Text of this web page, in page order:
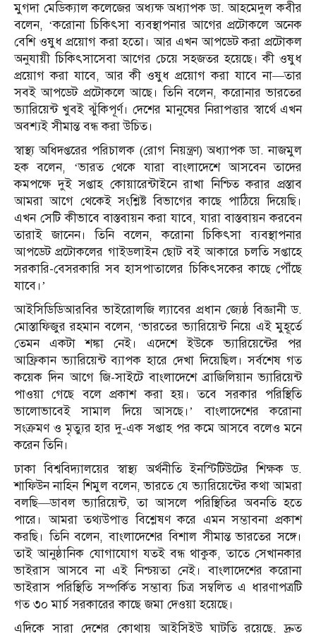
মুগদা মেডিক্যাল কলেজের অধ্যক্ষ অধ্যাপক ডা. আহমেদুল কবীর
বলেন, ‘করোনা চিকিৎসা ব্যবস্থাপনার আগের প্রটোকলে অনেক
বেশি ওষুধ প্রয়োগ করা হতো। আর এখন আপডেট করা প্রটোকল
অনুযায়ী চিকিৎসাসেবা আগের চেয়ে সহজতর হয়েছে। কী ওষুধ
প্রয়োগ করা যাবে, আর কী ওষুধ প্রয়োগ করা যাবে না—তার
সবই আপডেট প্রটোকলে আছে। তিনি বলেন, করোনার ভারতের
ভ্যারিয়েন্ট খুবই ঝুঁকিপূর্ণ। দেশের মানুষের নিরাপত্তার স্বার্থে এখন
অবশ্যই সীমান্ত বন্ধ করা উচিত।
স্বাস্থ্য অধিদপ্তরের পরিচালক (রোগ নিয়ন্ত্রণ) অধ্যাপক ডা. নাজমুল
হক বলেন, ‘ভারত থেকে যারা বাংলাদেশে আসবেন তাদের
কমপক্ষে দুই সপ্তাহ কোয়ারেন্টাইনে রাখা নিশ্চিত করার প্রস্তাব
আমরা আগে থেকেই সংশ্লিষ্ট বিভাগের কাছে পাঠিয়ে দিয়েছি।
এখন সেটি কীভাবে বাস্তবায়ন করা যাবে, যারা বাস্তবায়ন করবেন
তারাই জানেন। তিনি বলেন, করোনা চিকিৎসা ব্যবস্থাপনার
আপডেট প্রটোকলের গাইডলাইন ছোট বই আকারে চলতি সপ্তাহে
সরকারি-বেসরকারি সব হাসপাতালের চিকিৎসকের কাছে পৌঁছে
যাবে।’
আইসিডিডিআরবির ভাইরোলজি ল্যাবের প্রধান জ্যেষ্ঠ বিজ্ঞানী ড.
মোস্তাফিজুর রহমান বলেন, ‘ভারতের ভ্যারিয়েন্ট নিয়ে এই মুহূর্তে
তেমন একটা শঙ্কা নেই। এদেশে ইউকে ভ্যারিয়েন্টের পর
আফ্রিকান ভ্যারিয়েন্ট ব্যাপক হারে দেখা দিয়েছিল। সর্বশেষ গত
কয়েক দিন আগে জি-সাইটে বাংলাদেশে ব্রাজিলিয়ান ভ্যারিয়েন্ট
পাওয়া গেছে বলে প্রকাশ করা হয়। তবে সরকার পরিস্থিতি
ভালোভাবেই সামাল দিয়ে আসছে।’ বাংলাদেশের করোনা
সংক্রমণ ও মৃত্যুর হার দু-এক সপ্তাহ পর কমে আসবে বলেও মনে
করেন তিনি।
ঢাকা বিশ্ববিদ্যালয়ের স্বাস্থ্য অর্থনীতি ইনস্টিটিউটের শিক্ষক ড.
শাফিউন নাহিন শিমুল বলেন, ভারতে যে ভ্যারিয়েন্টের কথা আমরা
বলছি—ডাবল ভ্যারিয়েন্ট, তা আসলে পরিস্থিতির অবনতি হতে
পারে। আমরা তথ্যউপাত্ত বিশ্লেষণ করে এমন সম্ভাবনা প্রকাশ
করছি। তিনি বলেন, বাংলাদেশের বিশাল সীমান্ত ভারতের সঙ্গে।
তাই আনুষ্ঠানিক যোগাযোগ যতই বন্ধ থাকুক, তাতে সেখানকার
ভাইরাস আসবে না এই নিশ্চয়তা নেই। বাংলাদেশের করোনা
ভাইরাস পরিস্থিতি সম্পর্কিত সম্ভাব্য চিত্র সম্বলিত এ ধারণাপত্রটি
গত ৩০ মার্চ সরকারের কাছে জমা দেওয়া হয়েছে।
এদিকে সারা দেশের কোথায় আইসিইউ ঘাটতি রয়েছে, দ্রুত